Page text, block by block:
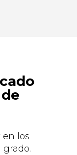
los
grado.